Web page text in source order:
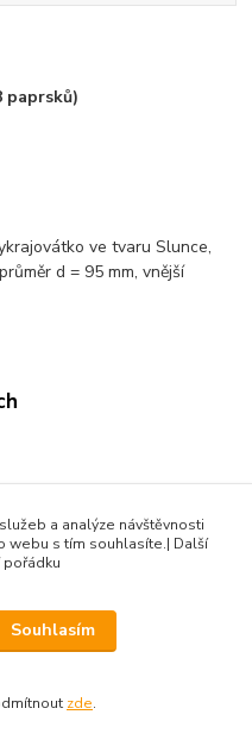
paprsků)
ve tvaru Slunce,
d = 95 mm, vnější
a analýze návštěvnosti
webu s tím souhlasíte.| Další
pořádku
Souhlasím
zde.